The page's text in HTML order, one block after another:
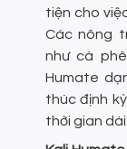
tiện cho
Các nông
như cà
Humate
thúc định
thời gian dài.